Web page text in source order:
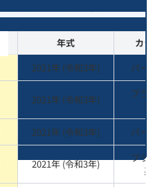
年式
カラー
2021年 (令和3年) パール
2021年 (令和3年)
ブラッ
系
2021年 (令和3年) パール
2021年 (令和3年)
ブラッ
系